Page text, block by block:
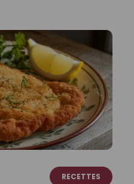
RECETTES